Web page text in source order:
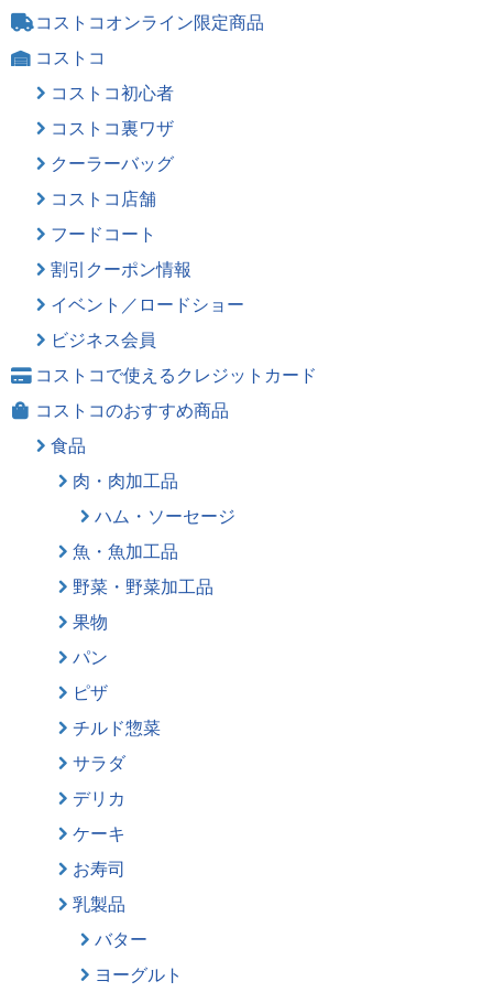
コストコオンライン限定商品
コストコ
コストコ初心者
コストコ裏ワザ
クーラーバッグ
コストコ店舗
フードコート
割引クーポン情報
イベント／ロードショー
ビジネス会員
コストコで使えるクレジットカード
コストコのおすすめ商品
食品
肉・肉加工品
ハム・ソーセージ
魚・魚加工品
野菜・野菜加工品
果物
パン
ピザ
チルド惣菜
サラダ
デリカ
ケーキ
お寿司
乳製品
バター
ヨーグルト